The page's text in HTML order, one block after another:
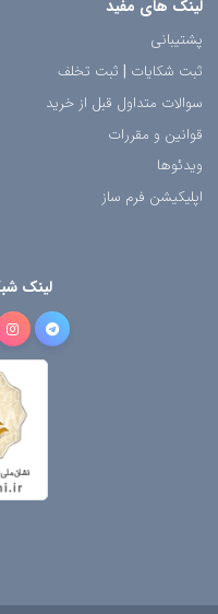
لینک های مفید
پشتیبانی
ثبت شکایات | ثبت تخلف
سوالات متداول قبل از خرید
قوانین و مقررات
ویدئوها
اپلیکیشن فرم ساز
لینک